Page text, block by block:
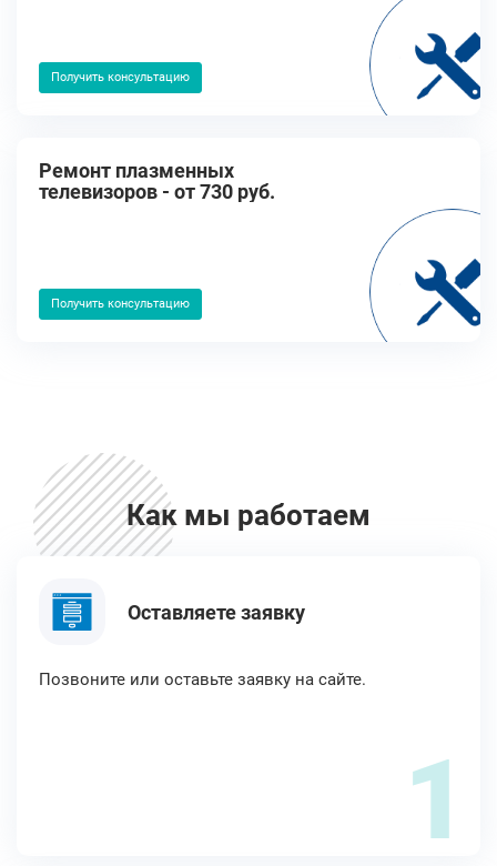
Получить консультацию
Ремонт плазменных
телевизоров - от 730 руб.
Получить консультацию
Как мы работаем
Оставляете заявку
Позвоните или оставьте заявку на сайте.
1